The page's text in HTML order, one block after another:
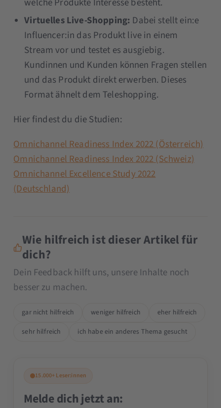
welche Produkte Interesse besteht.
Virtuelles Live-Shopping: Dabei stellt ein:e
Influencer:in das Produkt live in einem
Stream vor und testet es ausgiebig.
Kundinnen und Kunden können Fragen stellen
und das Produkt direkt erwerben. Dieses
Format ähnelt dem Teleshopping.
Hier findest du die Studien:
Omnichannel Readiness Index 2022 (Österreich)
Omnichannel Readiness Index 2022 (Schweiz)
Omnichannel Excellence Study 2022
(Deutschland)
Wie hilfreich ist dieser Artikel für
dich?
Dein Feedback hilft uns, unsere Inhalte noch
besser zu machen.
gar nicht hilfreich weniger hilfreich
eher hilfreich
sehr hilfreich
ich habe ein anderes Thema gesucht
15.000+ Leser:innen
Melde dich jetzt an: